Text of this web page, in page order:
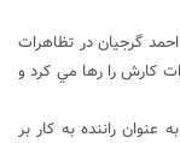
گرجيان در تظاهرات
کارش را رها مي کرد و
عنوان راننده به کار بر